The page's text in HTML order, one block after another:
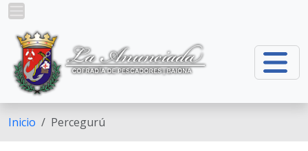
Pasar al contenido principal
Inicio Percegurú